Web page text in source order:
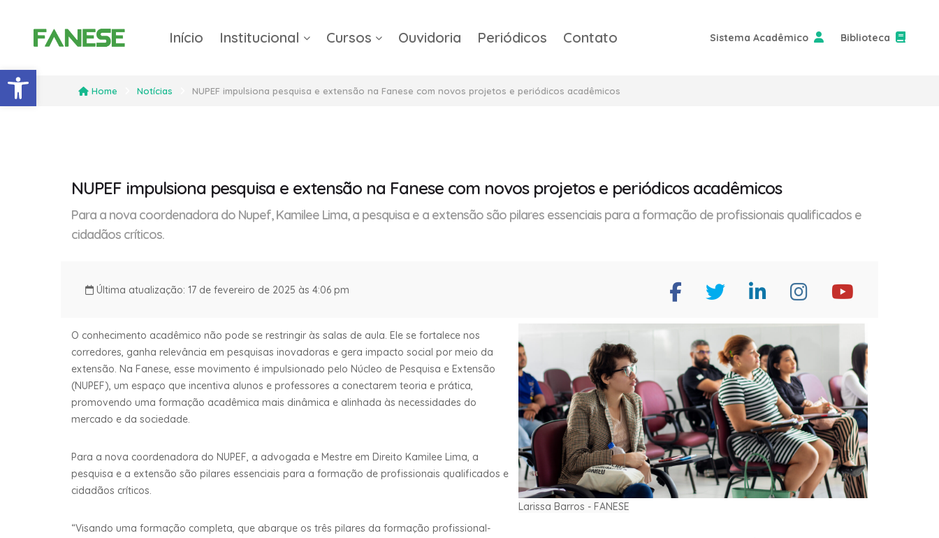
Barra de Ferramentas Aberta
Início Institucional Cursos Ouvidoria Periódicos Contato Sistema Acadêmico Biblioteca
Home Notícias NUPEF impulsiona pesquisa e extensão na Fanese com novos projetos e periódicos acadêmicos
NUPEF impulsiona pesquisa e extensão na Fanese com novos projetos e periódicos acadêmicos
Para a nova coordenadora do Nupef, Kamilee Lima, a pesquisa e a extensão são pilares essenciais para a formação de profissionais qualificados e
cidadãos críticos.
Última atualização: 17 de fevereiro de 2025 às 4:06 pm
Larissa Barros - FANESE
O conhecimento acadêmico não pode se restringir às salas de aula. Ele se fortalece nos
corredores, ganha relevância em pesquisas inovadoras e gera impacto social por meio da
extensão. Na Fanese, esse movimento é impulsionado pelo Núcleo de Pesquisa e Extensão
(NUPEF), um espaço que incentiva alunos e professores a conectarem teoria e prática,
promovendo uma formação acadêmica mais dinâmica e alinhada às necessidades do
mercado e da sociedade.
Para a nova coordenadora do NUPEF, a advogada e Mestre em Direito Kamilee Lima, a
pesquisa e a extensão são pilares essenciais para a formação de profissionais qualificados e
cidadãos críticos.
“Visando uma formação completa, que abarque os três pilares da formação profissional-